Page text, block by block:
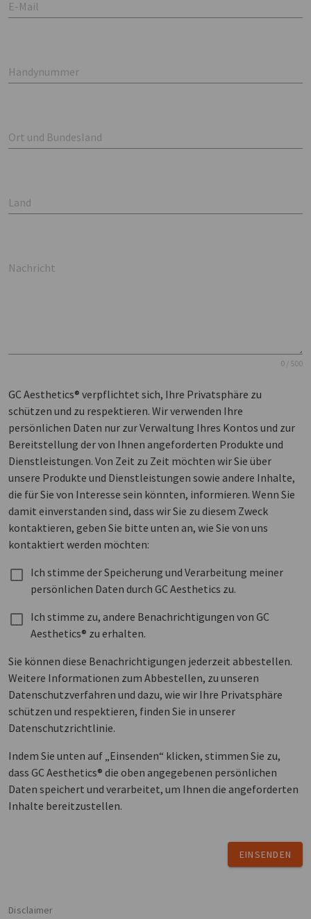
E-Mail
Handynummer
Ort und Bundesland
Land
Nachricht
0 / 500
GC Aesthetics® verpflichtet sich, Ihre Privatsphäre zu
schützen und zu respektieren. Wir verwenden Ihre
persönlichen Daten nur zur Verwaltung Ihres Kontos und zur
Bereitstellung der von Ihnen angeforderten Produkte und
Dienstleistungen. Von Zeit zu Zeit möchten wir Sie über
unsere Produkte und Dienstleistungen sowie andere Inhalte,
die für Sie von Interesse sein könnten, informieren. Wenn Sie
damit einverstanden sind, dass wir Sie zu diesem Zweck
kontaktieren, geben Sie bitte unten an, wie Sie von uns
kontaktiert werden möchten:
Ich stimme der Speicherung und Verarbeitung meiner
persönlichen Daten durch GC Aesthetics zu.
Ich stimme zu, andere Benachrichtigungen von GC
Aesthetics® zu erhalten.
Sie können diese Benachrichtigungen jederzeit abbestellen.
Weitere Informationen zum Abbestellen, zu unseren
Datenschutzverfahren und dazu, wie wir Ihre Privatsphäre
schützen und respektieren, finden Sie in unserer
Datenschutzrichtlinie.
Indem Sie unten auf „Einsenden“ klicken, stimmen Sie zu,
dass GC Aesthetics® die oben angegebenen persönlichen
Daten speichert und verarbeitet, um Ihnen die angeforderten
Inhalte bereitzustellen.
EINSENDEN
Disclaimer